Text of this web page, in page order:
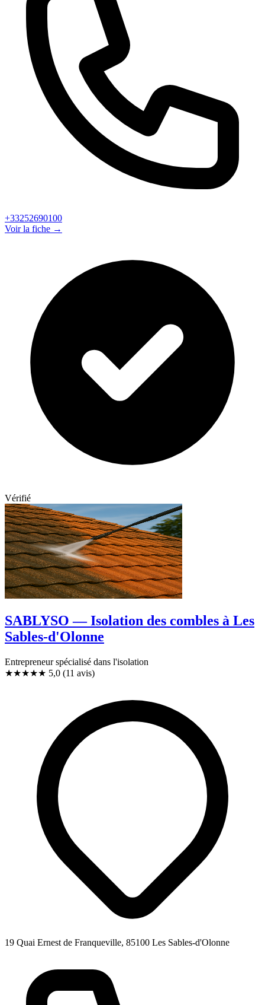
+33252690100
Voir la fiche →
Vérifié
SABLYSO — Isolation des combles à Les
Sables-d'Olonne
Entrepreneur spécialisé dans l'isolation
★★★★★ 5,0 (11 avis)
19 Quai Ernest de Franqueville, 85100 Les Sables-d'Olonne